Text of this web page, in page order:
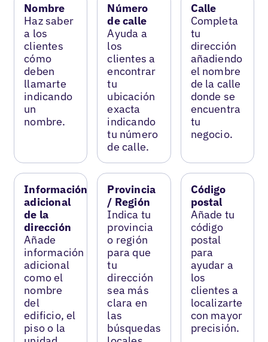
Nombre
Haz saber
a los
clientes
cómo
deben
llamarte
indicando
un
nombre.
Número
de calle
Ayuda a
los
clientes a
encontrar
tu
ubicación
exacta
indicando
tu número
de calle.
Calle
Completa
tu
dirección
añadiendo
el nombre
de la calle
donde se
encuentra
tu
negocio.
Información
adicional
de la
dirección
Añade
información
adicional
como el
nombre
del
edificio, el
piso o la
Provincia
/ Región
Indica tu
provincia
o región
para que
tu
dirección
sea más
clara en
las
búsquedas
Código
postal
Añade tu
código
postal
para
ayudar a
los
clientes a
localizarte
con mayor
precisión.